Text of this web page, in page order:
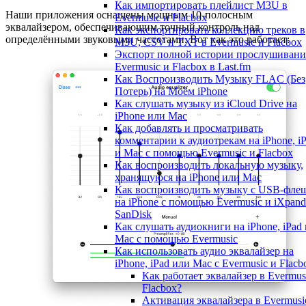
Как импортировать плейлист M3U в
Evermusic и Flacbox
Как экспортировать коллекцию треков в
M3U, CSV и TXT в Evermusic и Flacbox
Экспорт полной истории
Evermusic и Flacbox в Last.fm
Как Воспроизводить Музыку FLAC (Без
Потерь) на Моём iPhone
Как слушать музыку из iCloud Drive на
iPhone или Mac
Как добавлять и просматривать
комментарии к аудиотрекам на iPhone,
и Mac с помощью Evermusic и Flacbox
Как воспроизводить локальную музыку,
хранящуюся на iPhone или Mac
Как воспроизводить музыку с USB-
на iPhone с помощью Evermusic и
SanDisk
Как слушать аудиокниги на iPhone, iPad
Mac с помощью Evermusic
Как использовать аудио эквалайзер на
iPhone, iPad или Mac с Evermusic и
Как работает эквалайзер в
Flacbox?
Активация эквалайзера в
Наши приложения оснащены мощным 10-полосным
эквалайзером, обеспечивающим точный контроль над
определёнными звуковыми частотами. Вот как это работает: